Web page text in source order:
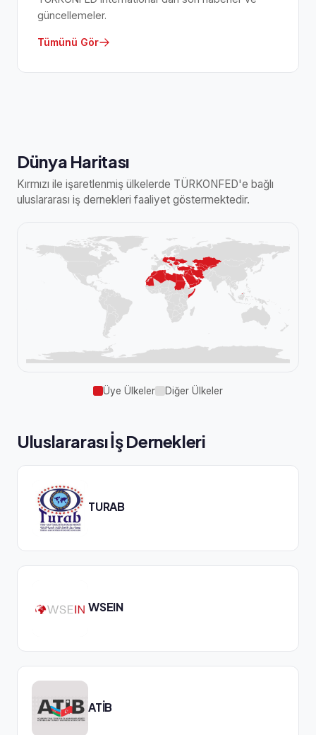
güncellemeler.
Tümünü Gör
Dünya Haritası
Kırmızı ile işaretlenmiş ülkelerde TÜRKONFED'e bağlı
uluslararası iş dernekleri faaliyet göstermektedir.
Üye Ülkeler Diğer Ülkeler
Uluslararası İş Dernekleri
TURAB
WSEIN
ATİB